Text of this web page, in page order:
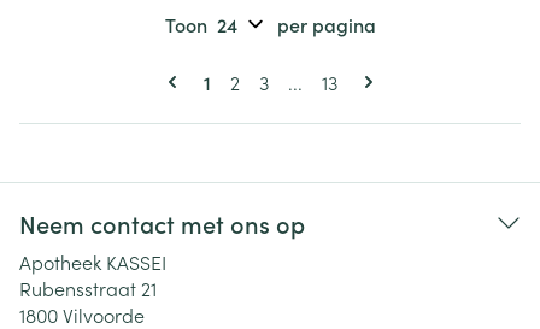
Pagina's
U lees momenteel pagina
1 Pagina
2 Pagina
3 ... Pagina
13
Toon per pagina
Neem contact met ons op
Apotheek KASSEI
Rubensstraat 21
1800Vilvoorde